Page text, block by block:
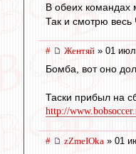
В обеих командах
Так и смотрю
# Жентяй » 01
Бомба, вот оно
Таски прибыл на
http://
# zZmeIOka » 01